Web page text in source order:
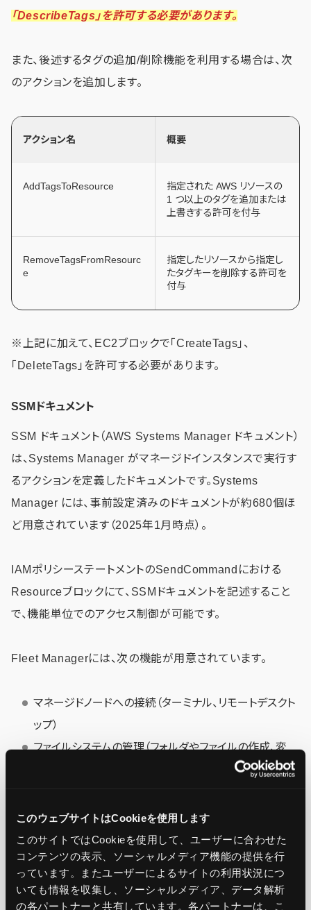
このウェブサイトはCookieを使用します
このサイトではCookieを使用して、ユーザーに合わせた
コンテンツの表示、ソーシャルメディア機能の提供を行
っています。またユーザーによるサイトの利用状況につ
いても情報を収集し、ソーシャルメディア、データ解析
の各パートナーと共有しています。各パートナーは、こ
「DescribeTags」を許可する必要があります。
また、後述するタグの追加/削除機能を利用する場合は、次
のアクションを追加します。
アクション名 概要
AddTagsToResource
指定された AWS リソースの
1 つ以上のタグを追加または
上書きする許可を付与
RemoveTagsFromResourc
e
指定したリソースから指定し
たタグキーを削除する許可を
付与
※上記に加えて、EC2ブロックで「CreateTags」、
「DeleteTags」を許可する必要があります。
SSMドキュメント
SSM ドキュメント（AWS Systems Manager ドキュメント）
は、Systems Manager がマネージドインスタンスで実行す
るアクションを定義したドキュメントです。Systems
Manager には、事前設定済みのドキュメントが約680個ほ
ど用意されています（2025年1月時点）。
IAMポリシーステートメントのSendCommandにおける
Resourceブロックにて、SSMドキュメントを記述すること
で、機能単位でのアクセス制御が可能です。
Fleet Managerには、次の機能が用意されています。
マネージドノードへの接続（ターミナル、リモートデスクト
ップ）
ファイルシステムの管理（フォルダやファイルの作成、変
トワークトラフィック等）
プロセス管理（プロセスの開始、終了）
ユーザーおよびグループ管理（ユーザーやグループの作
成、変更、削除）
Windowsイベントログ管理